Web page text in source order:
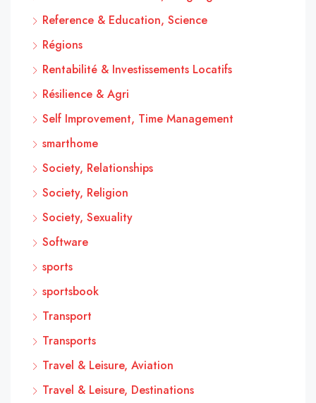
Reference & Education, Science
Régions
Rentabilité & Investissements Locatifs
Résilience & Agri
Self Improvement, Time Management
smarthome
Society, Relationships
Society, Religion
Society, Sexuality
Software
sports
sportsbook
Transport
Transports
Travel & Leisure, Aviation
Travel & Leisure, Destinations